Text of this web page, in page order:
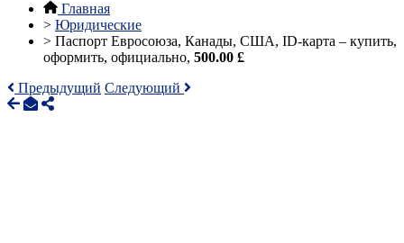
Главная
> Юридические
> Паспорт Евросоюза, Канады, США, ID-карта – купить,
оформить, официально, 500.00 £
Предыдущий Следующий